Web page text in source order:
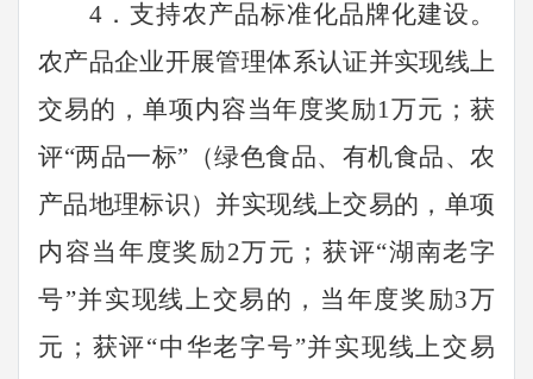
4．支持农产品标准化品牌化建设。
农产品企业开展管理体系认证并实现线上
交易的，单项内容当年度奖励1万元；获
评“两品一标”（绿色食品、有机食品、农
产品地理标识）并实现线上交易的，单项
内容当年度奖励2万元；获评“湖南老字
号”并实现线上交易的，当年度奖励3万
元；获评“中华老字号”并实现线上交易